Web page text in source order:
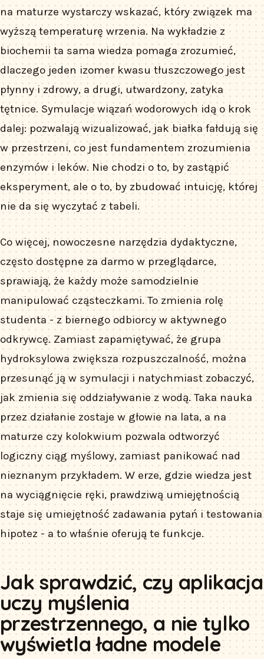
na maturze wystarczy wskazać, który związek ma
wyższą temperaturę wrzenia. Na wykładzie z
biochemii ta sama wiedza pomaga zrozumieć,
dlaczego jeden izomer kwasu tłuszczowego jest
płynny i zdrowy, a drugi, utwardzony, zatyka
tętnice. Symulacje wiązań wodorowych idą o krok
dalej: pozwalają wizualizować, jak białka fałdują się
w przestrzeni, co jest fundamentem zrozumienia
enzymów i leków. Nie chodzi o to, by zastąpić
eksperyment, ale o to, by zbudować intuicję, której
nie da się wyczytać z tabeli.
Co więcej, nowoczesne narzędzia dydaktyczne,
często dostępne za darmo w przeglądarce,
sprawiają, że każdy może samodzielnie
manipulować cząsteczkami. To zmienia rolę
studenta - z biernego odbiorcy w aktywnego
odkrywcę. Zamiast zapamiętywać, że grupa
hydroksylowa zwiększa rozpuszczalność, można
przesunąć ją w symulacji i natychmiast zobaczyć,
jak zmienia się oddziaływanie z wodą. Taka nauka
przez działanie zostaje w głowie na lata, a na
maturze czy kolokwium pozwala odtworzyć
logiczny ciąg myślowy, zamiast panikować nad
nieznanym przykładem. W erze, gdzie wiedza jest
na wyciągnięcie ręki, prawdziwą umiejętnością
staje się umiejętność zadawania pytań i testowania
hipotez - a to właśnie oferują te funkcje.
Jak sprawdzić, czy aplikacja
uczy myślenia
przestrzennego, a nie tylko
wyświetla ładne modele